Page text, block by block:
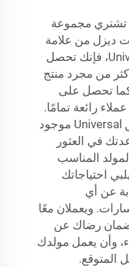
تشتري مجموعة
ديزل من علامة
Universal، فإنك تحصل
من مجرد منتج
كما تحصل على
رائعة تمامًا.
ففريق Universal موجود
في العثور
المناسب
احتياجاتك
عن أي
ويعملان معًا
رضاك عن
وأن يعمل مولدك
المتوقع.